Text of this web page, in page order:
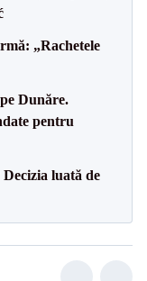
„Rachetele
Dunăre.
pentru
luată de